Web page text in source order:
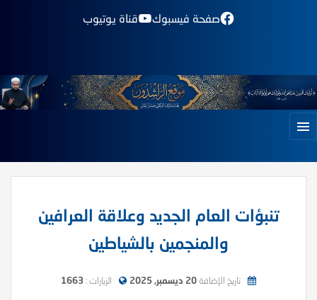
صفحة فيسبوك قناة يوتيوب
تنبؤات العام الجديد وعلاقة العرافين
والمنجمين بالشياطين
تاريخ الإضافة 20 ديسمبر, 2025 الزيارات : 1663